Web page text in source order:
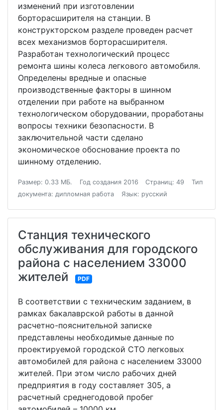
изменений при изготовлении
борторасширителя на станции. В
конструкторском разделе проведен расчет
всех механизмов борторасширителя.
Разработан технологический процесс
ремонта шины колеса легкового автомобиля.
Определены вредные и опасные
производственные факторы в шинном
отделении при работе на выбранном
технологическом оборудовании, проработаны
вопросы техники безопасности. В
заключительной части сделано
экономическое обоснование проекта по
шинному отделению.
Размер: 0.33 МБ. Год создания 2016 Страниц: 49
Тип
документа: дипломная работа
Язык: русский
Станция технического
обслуживания для городского
района с населением 33000
жителей
PDF
В соответствии с техническим заданием, в
рамках бакалаврской работы в данной
расчетно-пояснительной записке
представлены необходимые данные по
проектируемой городской СТО легковых
автомобилей для района с населением 33000
жителей. При этом число рабочих дней
предприятия в году составляет 305, а
расчетный среднегодовой пробег